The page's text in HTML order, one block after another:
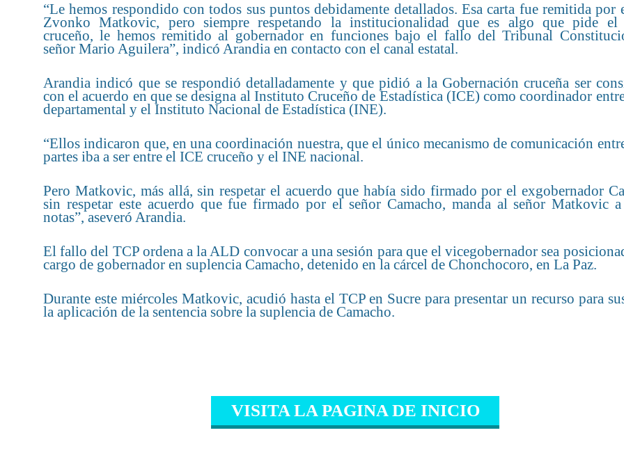
“Le hemos respondido con todos sus puntos debidamente detallados. Esa carta fue remitida por
Zvonko Matkovic, pero siempre respetando la institucionalidad que es algo que pide el
cruceño, le hemos remitido al gobernador en funciones bajo el fallo del Tribunal
señor Mario Aguilera”, indicó Arandia en contacto con el canal estatal.
Arandia indicó que se respondió detalladamente y que pidió a la Gobernación cruceña ser
con el acuerdo en que se designa al Instituto Cruceño de Estadística (ICE) como coordinador
departamental y el Instituto Nacional de Estadística (INE).
“Ellos indicaron que, en una coordinación nuestra, que el único mecanismo de comunicación
partes iba a ser entre el ICE cruceño y el INE nacional.
Pero Matkovic, más allá, sin respetar el acuerdo que había sido firmado por el exgobernador
sin respetar este acuerdo que fue firmado por el señor Camacho, manda al señor Matkovic
notas”, aseveró Arandia.
El fallo del TCP ordena a la ALD convocar a una sesión para que el vicegobernador sea
cargo de gobernador en suplencia Camacho, detenido en la cárcel de Chonchocoro, en La Paz.
Durante este miércoles Matkovic, acudió hasta el TCP en Sucre para presentar un recurso para
la aplicación de la sentencia sobre la suplencia de Camacho.
VISITA LA PAGINA DE INICIO